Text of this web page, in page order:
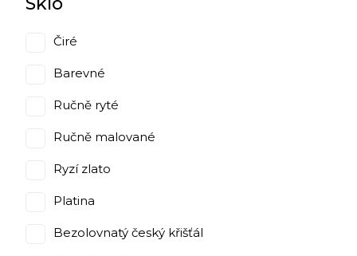
Čiré
Barevné
Ručně ryté
Ručně malované
Ryzí zlato
Platina
Bezolovnatý český křišťál